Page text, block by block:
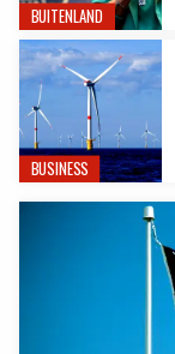
BUITENLAND
BUSINESS